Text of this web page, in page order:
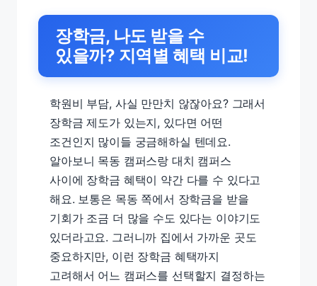
장학금, 나도 받을 수
있을까? 지역별 혜택 비교!
학원비 부담, 사실 만만치 않잖아요? 그래서
장학금 제도가 있는지, 있다면 어떤
조건인지 많이들 궁금해하실 텐데요.
알아보니 목동 캠퍼스랑 대치 캠퍼스
사이에 장학금 혜택이 약간 다를 수 있다고
해요. 보통은 목동 쪽에서 장학금을 받을
기회가 조금 더 많을 수도 있다는 이야기도
있더라고요. 그러니까 집에서 가까운 곳도
중요하지만, 이런 장학금 혜택까지
고려해서 어느 캠퍼스를 선택할지 결정하는